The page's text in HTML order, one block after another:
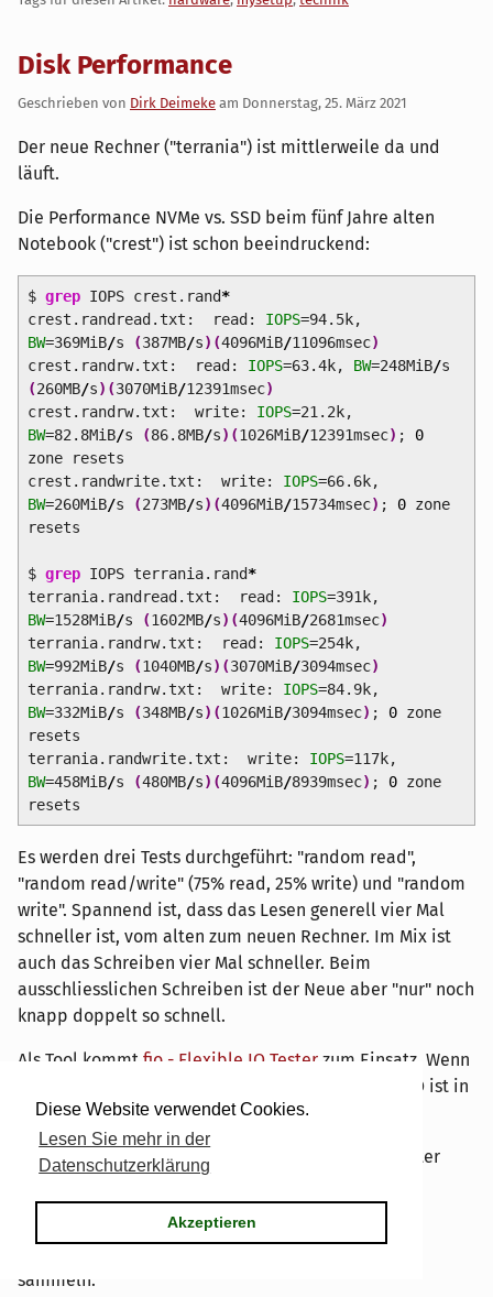
Diese Website verwendet Cookies.
Lesen Sie mehr in der
Datenschutzerklärung
Akzeptieren
Disk Performance
Geschrieben von Dirk Deimeke am Donnerstag, 25. März 2021
Der neue Rechner ("terrania") ist mittlerweile da und
läuft.
Die Performance NVMe vs. SSD beim fünf Jahre alten
Notebook ("crest") ist schon beeindruckend:
$ grepIOPS crest.rand*
crest.randread.txt: read: IOPS=94.5k,
BW=369MiB/s (387MB/s) (4096MiB/11096msec)
crest.randrw.txt: read: IOPS=63.4k, BW=248MiB/s
(260MB/s) (3070MiB/12391msec)
crest.randrw.txt: write: IOPS=21.2k,
BW=82.8MiB/s (86.8MB/s) (1026MiB/12391msec) ; 0
zone resets
crest.randwrite.txt: write: IOPS=66.6k,
BW=260MiB/s (273MB/s) (4096MiB/15734msec) ; 0zone
resets
$ grepIOPS terrania.rand*
terrania.randread.txt: read: IOPS=391k,
BW=1528MiB/s (1602MB/s) (4096MiB/2681msec)
terrania.randrw.txt: read: IOPS=254k,
BW=992MiB/s (1040MB/s) (3070MiB/3094msec)
terrania.randrw.txt: write: IOPS=84.9k,
BW=332MiB/s (348MB/s) (1026MiB/3094msec) ; 0zone
resets
terrania.randwrite.txt: write: IOPS=117k,
BW=458MiB/s (480MB/s) (4096MiB/8939msec) ; 0zone
resets
Es werden drei Tests durchgeführt: "random read",
"random read/write" (75% read, 25% write) und "random
write". Spannend ist, dass das Lesen generell vier Mal
schneller ist, vom alten zum neuen Rechner. Im Mix ist
auch das Schreiben vier Mal schneller. Beim
ausschliesslichen Schreiben ist der Neue aber "nur" noch
knapp doppelt so schnell.
Als Tool kommt fio - Flexible IO Tester zum Einsatz. Wenn
jemand eine bessere URL kennt, nur her damit. FIO ist in
den meisten Distributionen enthalten.
Über synthetische Tests kann man natürlich geteilter
Anhaltspunkt für Vergleiche.
sammeln.